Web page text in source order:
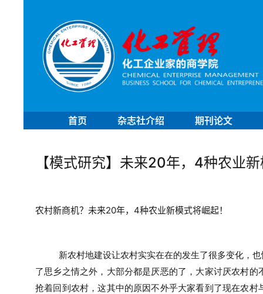
首页 杂志社介绍 期刊论文
【模式研究】未来20年，4种农业
农村新商机？未来20年，4种农业新模式将崛起！
新农村地建设让农村实实在在的发生了很多变化，
了思乡之情之外，大部分都是厌恶的了，大家讨厌农村
抢着回到农村，这其中的原因不外乎大家看到了现在农